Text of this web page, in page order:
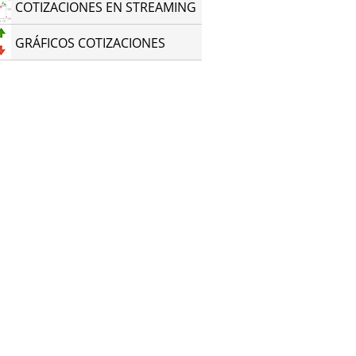
COTIZACIONES EN STREAMING
GRÁFICOS COTIZACIONES